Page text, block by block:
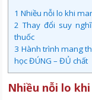
1 Nhiều nỗi lo khi
2 Thay đổi suy
thuốc
3 Hành trình mang
học ĐÚNG – ĐỦ chất
Nhiều nỗi lo